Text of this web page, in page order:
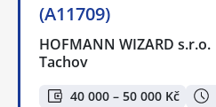
(A11709)
HOFMANN WIZARD s.r.o.
Tachov
40 000 – 50 000 Kč